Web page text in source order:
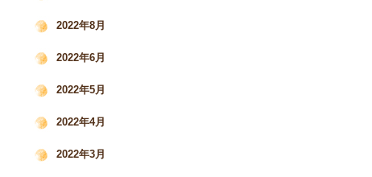
2022年8月
2022年6月
2022年5月
2022年4月
2022年3月